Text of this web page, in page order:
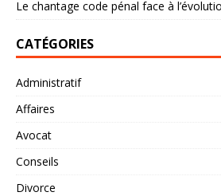
Le chantage code pénal face à
CATÉGORIES
Administratif
Affaires
Avocat
Conseils
Divorce